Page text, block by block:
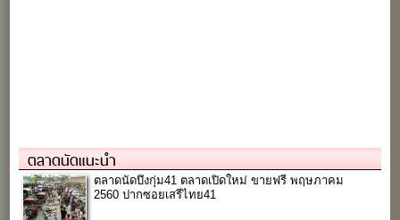
ตลาดนัดแนะนำ
ตลาดนัดบึงกุ่ม41 ตลาดเปิดใหม่ ขายฟรี พฤษภาคม
2560 ปากซอยเสรีไทย41